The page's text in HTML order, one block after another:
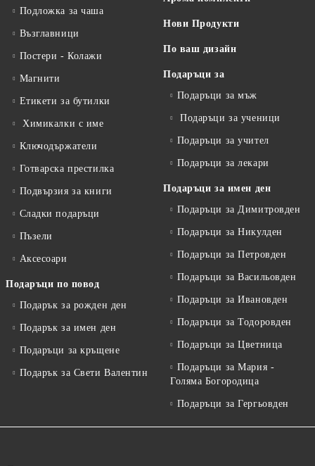
Подложка за чаша
Възглавници
Постери - Колажи
Магнити
Етикети за бутилки
Химикалки с име
Ключодържатели
Готварска престилка
Подвързия за книги
Сладки подаръци
Пъзели
Аксесоари
Подаръци по повод
Подарък за рожден ден
Подарък за имен ден
Подаръци за кръщене
Подарък за Свети Валентин
Нови Продукти
По ваш дизайн
Подаръци за
Подаръци за мъж
Подаръци за ученици
Подаръци за учител
Подаръци за лекари
Подаръци за имен ден
Подаръци за Димитровден
Подаръци за Никулден
Подаръци за Петровден
Подаръци за Васильовден
Подаръци за Ивановден
Подаръци за Тодоровден
Подаръци за Цветница
Подаръци за Мария -
Голяма Богородица
Подаръци за Гергьовден